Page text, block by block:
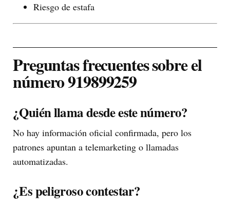
Riesgo de estafa
Preguntas frecuentes sobre el
número 919899259
¿Quién llama desde este número?
No hay información oficial confirmada, pero los
patrones apuntan a telemarketing o llamadas
automatizadas.
¿Es peligroso contestar?